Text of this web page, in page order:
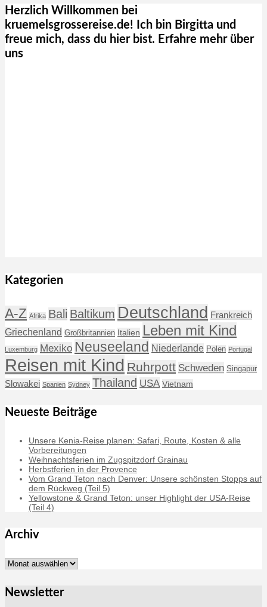
Herzlich Willkommen bei
kruemelsgrossereise.de! Ich bin Birgitta und
freue mich, dass du hier bist. Erfahre mehr über
uns
Kategorien
A-Z Afrika Bali Baltikum Deutschland Frankreich
Griechenland Großbritannien Italien Leben mit Kind
Luxemburg Mexiko Neuseeland Niederlande Polen Portugal
Reisen mit Kind Ruhrpott Schweden Singapur
Slowakei Spanien Sydney Thailand USA Vietnam
Neueste Beiträge
Unsere Kenia-Reise planen: Safari, Route, Kosten & alle
Vorbereitungen
Weihnachtsferien im Zugspitzdorf Grainau
Herbstferien in der Provence
Vom Grand Teton nach Denver: Unsere schönsten Stopps auf
dem Rückweg (Teil 5)
Yellowstone & Grand Teton: unser Highlight der USA-Reise
(Teil 4)
Archiv
Archiv
Newsletter